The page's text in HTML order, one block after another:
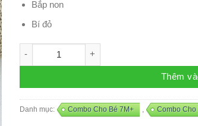
Bắp non
Bí đỏ
Thêm
Danh mục: Combo Cho Bé 7M+ , Combo Cho